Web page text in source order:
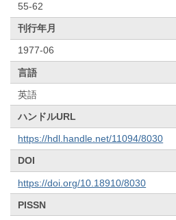
55-62
刊行年月
1977-06
言語
英語
ハンドルURL
https://hdl.handle.net/11094/8030
DOI
https://doi.org/10.18910/8030
PISSN